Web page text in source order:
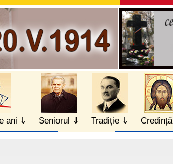
ani Seniorul Tradiție Credință